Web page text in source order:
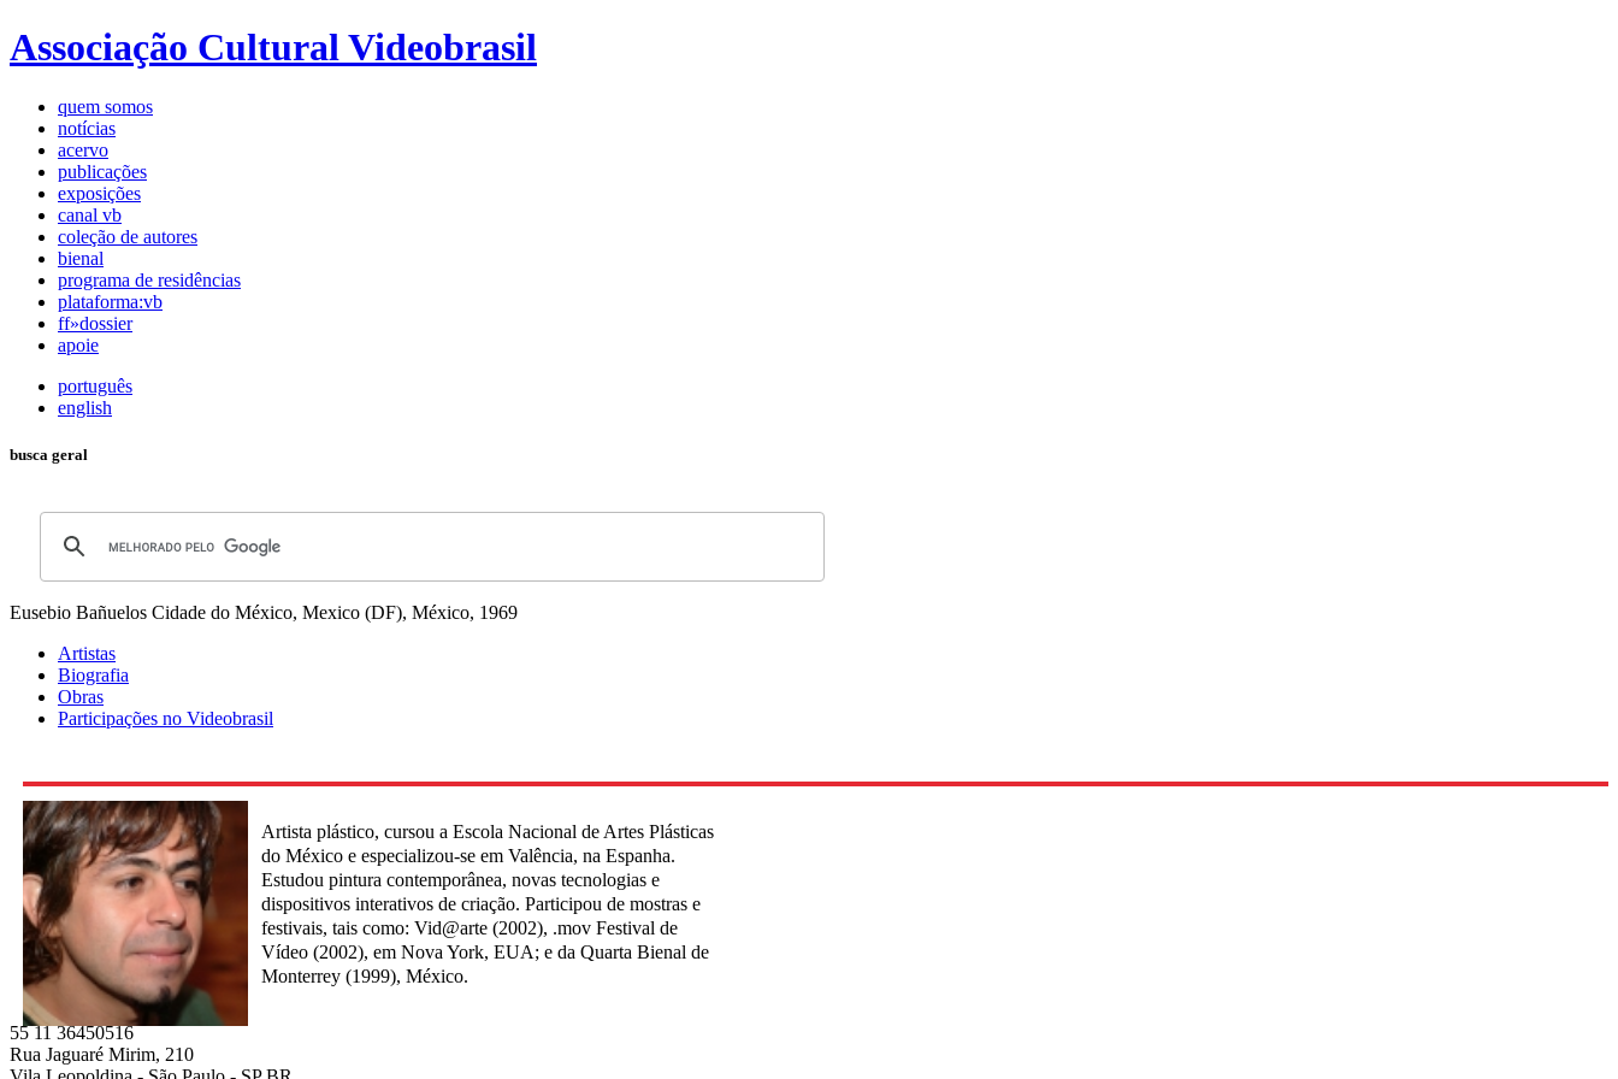
Associação Cultural Videobrasil
quem somos
notícias
acervo
publicações
exposições
canal vb
coleção de autores
bienal
programa de residências
plataforma:vb
ff»dossier
apoie
português
english
busca geral
Eusebio Bañuelos Cidade do México, Mexico (DF), México, 1969
Artistas
Biografia
Obras
Participações no Videobrasil
Artista plástico, cursou a Escola Nacional de Artes Plásticas
do México e especializou-se em Valência, na Espanha.
Estudou pintura contemporânea, novas tecnologias e
dispositivos interativos de criação. Participou de mostras e
festivais, tais como: Vid@arte (2002), .mov Festival de
Vídeo (2002), em Nova York, EUA; e da Quarta Bienal de
Monterrey (1999), México.
55 11 36450516
Rua Jaguaré Mirim, 210